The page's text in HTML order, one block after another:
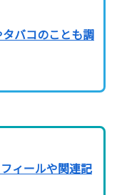
バコのことも調
ィールや関連記